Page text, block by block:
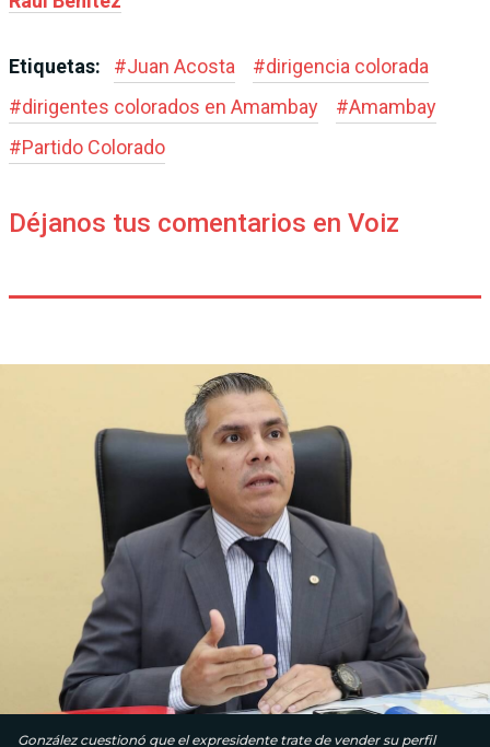
Etiquetas: #Juan Acosta #dirigencia colorada
#dirigentes colorados en Amambay #Amambay
#Partido Colorado
Déjanos tus comentarios en Voiz
González cuestionó que el expresidente trate de vender su perfil